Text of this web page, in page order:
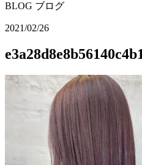
BLOG ブログ
2021/02/26